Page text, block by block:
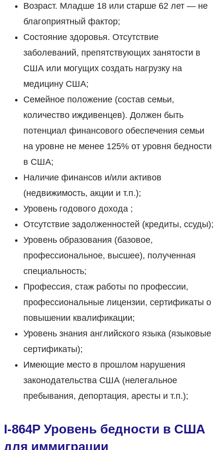
Возраст. Младше 18 или старше 62 лет — не
благоприятный фактор;
Состояние здоровья. Отсутствие
заболеваний, препятствующих занятости в
США или могущих создать нагрузку на
медицину США;
Семейное положение (состав семьи,
количество иждивенцев). Должен быть
потенциал финансового обеспечения семьи
на уровне не менее 125% от уровня бедности
в США;
Наличие финансов и/или активов
(недвижимость, акции и т.п.);
Уровень годового дохода ;
Отсутствие задолженностей (кредиты, ссуды);
Уровень образования (базовое,
профессиональное, высшее), полученная
специальность;
Профессия, стаж работы по профессии,
профессиональные лицензии, сертификаты о
повышении квалификации;
Уровень знания английского языка (языковые
сертификаты);
Имеющие место в прошлом нарушения
законодательства США (нелегальное
пребывания, депортация, аресты и т.п.);
I-864P Уровень бедности в США
для иммиграции